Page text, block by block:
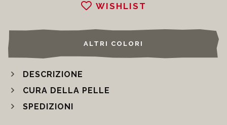
WISHLIST
ALTRI COLORI
DESCRIZIONE
CURA DELLA PELLE
SPEDIZIONI